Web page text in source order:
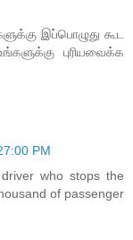
இப்பொழுது கூட
புரியவைக்க
PM
who stops the
of passenger